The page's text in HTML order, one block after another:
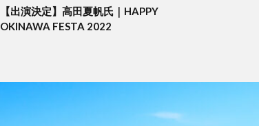
【出演決定】高田夏帆氏｜HAPPY
OKINAWA FESTA 2022